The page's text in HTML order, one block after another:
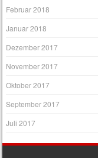
Februar 2018
Januar 2018
Dezember 2017
November 2017
Oktober 2017
September 2017
Juli 2017